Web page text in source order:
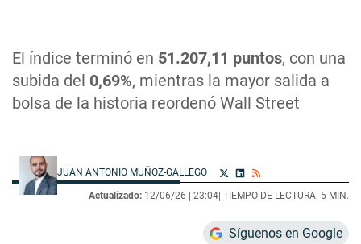
El índice terminó en 51.207,11 puntos, con una
subida del 0,69%, mientras la mayor salida a
bolsa de la historia reordenó Wall Street
JUAN ANTONIO MUÑOZ-GALLEGO
Actualizado: 12/06/26 | 23:04| TIEMPO DE LECTURA: 5 MIN.
Síguenos en Google